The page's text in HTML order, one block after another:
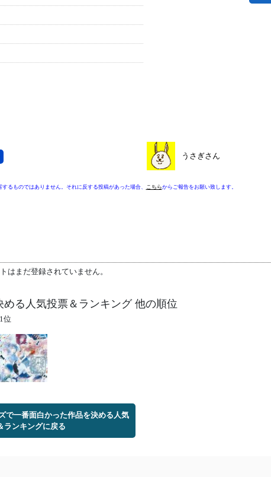
うさぎさん
るものではありません。それに反する投稿があった場合、 こちらからご報告をお願い致します。
はまだ登録されていません。
る人気投票＆ランキング 他の順位
1位
で一番面白かった作品を決める人気
ランキングに戻る